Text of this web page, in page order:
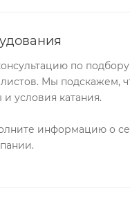
по
Мы подскажем,
условия катания.
информацию о